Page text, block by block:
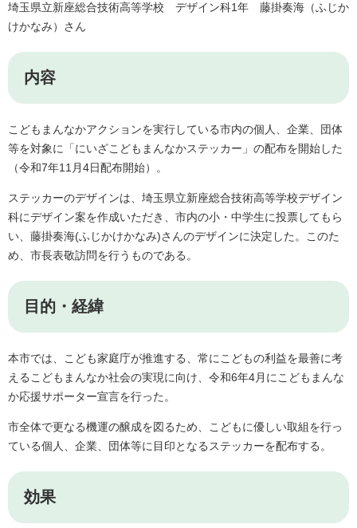
埼玉県立新座総合技術高等学校 デザイン科1年 藤掛奏海（ふじか
けかなみ）さん
内容
こどもまんなかアクションを実行している市内の個人、企業、団体
等を対象に「にいざこどもまんなかステッカー」の配布を開始した
（令和7年11月4日配布開始）。
ステッカーのデザインは、埼玉県立新座総合技術高等学校デザイン
科にデザイン案を作成いただき、市内の小・中学生に投票してもら
い、藤掛奏海(ふじかけかなみ)さんのデザインに決定した。このた
め、市長表敬訪問を行うものである。
目的・経緯
本市では、こども家庭庁が推進する、常にこどもの利益を最善に考
えるこどもまんなか社会の実現に向け、令和6年4月にこどもまんな
か応援サポーター宣言を行った。
市全体で更なる機運の醸成を図るため、こどもに優しい取組を行っ
ている個人、企業、団体等に目印となるステッカーを配布する。
効果